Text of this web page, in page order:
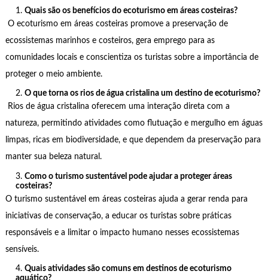
Quais são os benefícios do ecoturismo em áreas costeiras?
O ecoturismo em áreas costeiras promove a preservação de
ecossistemas marinhos e costeiros, gera emprego para as
comunidades locais e conscientiza os turistas sobre a importância de
proteger o meio ambiente.
O que torna os rios de água cristalina um destino de ecoturismo?
Rios de água cristalina oferecem uma interação direta com a
natureza, permitindo atividades como flutuação e mergulho em águas
limpas, ricas em biodiversidade, e que dependem da preservação para
manter sua beleza natural.
Como o turismo sustentável pode ajudar a proteger áreas
costeiras?
O turismo sustentável em áreas costeiras ajuda a gerar renda para
iniciativas de conservação, a educar os turistas sobre práticas
responsáveis e a limitar o impacto humano nesses ecossistemas
sensíveis.
Quais atividades são comuns em destinos de ecoturismo